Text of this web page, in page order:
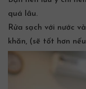
quá lâu.
Rửa sạch với nước
khăn, (sẽ tốt hơn